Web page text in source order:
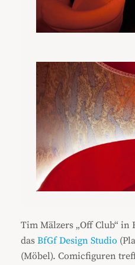
Tim Mälzers „Off Club“
das BfGf Design Studio
(Möbel). Comicfiguren